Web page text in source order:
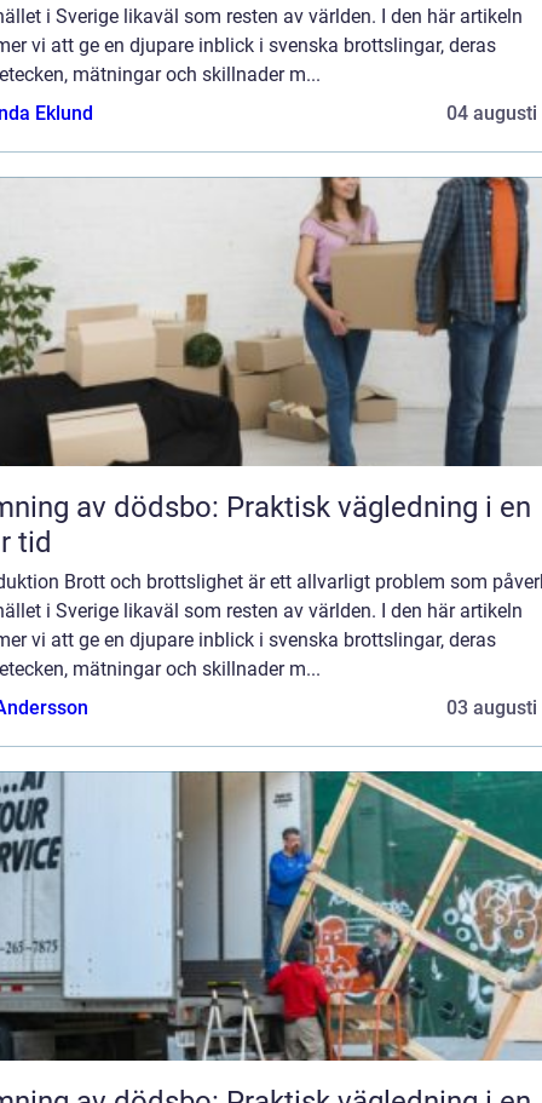
i Sverige likaväl som resten av världen. I den här artikeln
vi att ge en djupare inblick i svenska brottslingar, deras
mätningar och skillnader m...
Eklund
04 augusti
av dödsbo: Praktisk vägledning i en
tid
Brott och brottslighet är ett allvarligt problem som
i Sverige likaväl som resten av världen. I den här artikeln
vi att ge en djupare inblick i svenska brottslingar, deras
mätningar och skillnader m...
03 augusti